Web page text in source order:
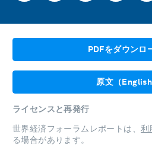
PDFをダウンロ
原文（
ライセンスと再発行
世界経済フォーラムレポートは、 利
る場合があります。